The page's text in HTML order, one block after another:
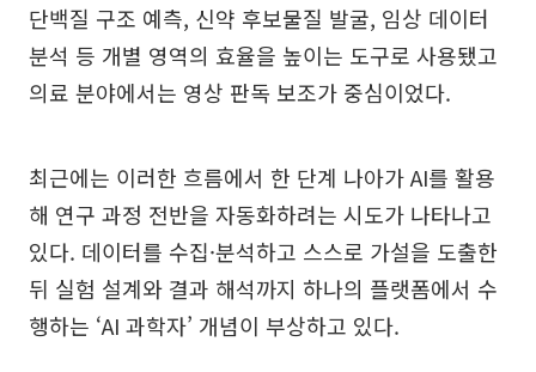
단백질 구조 예측, 신약 후보물질 발굴, 임상 데이터
분석 등 개별 영역의 효율을 높이는 도구로 사용됐고
의료 분야에서는 영상 판독 보조가 중심이었다.
최근에는 이러한 흐름에서 한 단계 나아가 AI를 활용
해 연구 과정 전반을 자동화하려는 시도가 나타나고
있다. 데이터를 수집·분석하고 스스로 가설을 도출한
뒤 실험 설계와 결과 해석까지 하나의 플랫폼에서 수
행하는 ‘AI 과학자’ 개념이 부상하고 있다.